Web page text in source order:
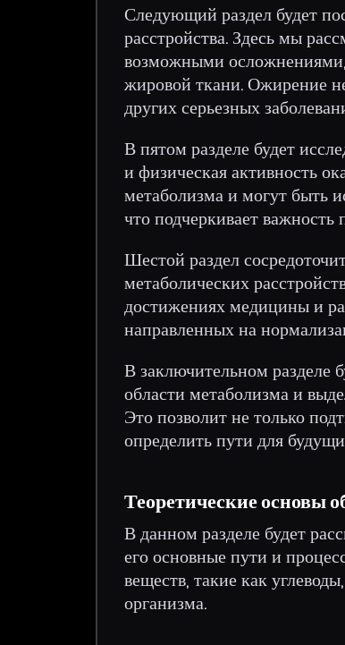
Следующий раздел будет
расстройства. Здесь мы
возможными
жировой ткани. Ожирение
других серьезных
В пятом разделе будет
и физическая активность
метаболизма и могут быть
что подчеркивает
Шестой раздел
метаболических
достижениях медицины и
направленных на
В заключительном разделе
области метаболизма и
Это позволит не только
определить пути для
Теоретические основы
В данном разделе будет
его основные пути и
веществ, такие как
организма.